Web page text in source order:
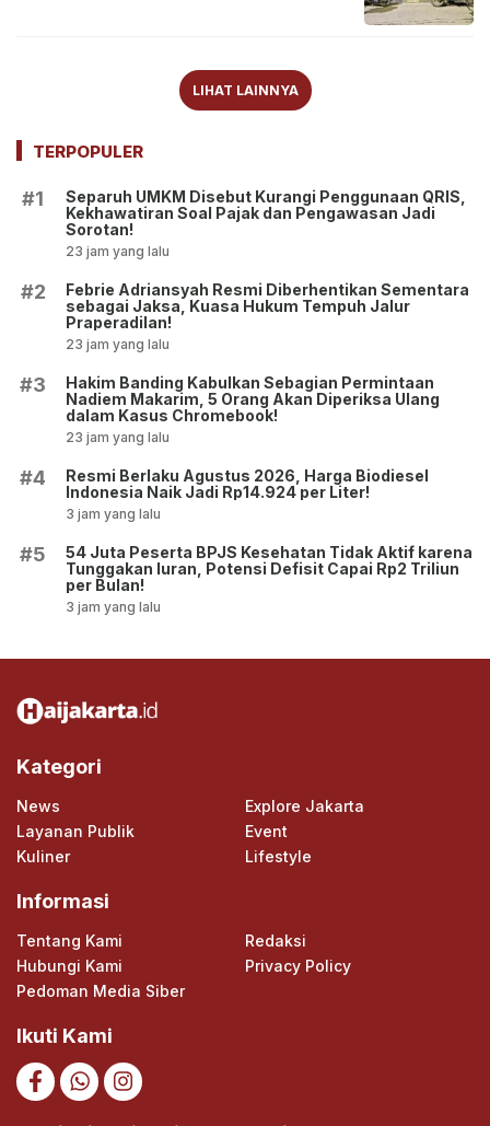
LIHAT LAINNYA
TERPOPULER
#1
Separuh UMKM Disebut Kurangi Penggunaan QRIS,
Kekhawatiran Soal Pajak dan Pengawasan Jadi
Sorotan!
23 jam yang lalu
#2
Febrie Adriansyah Resmi Diberhentikan Sementara
sebagai Jaksa, Kuasa Hukum Tempuh Jalur
Praperadilan!
23 jam yang lalu
#3
Hakim Banding Kabulkan Sebagian Permintaan
Nadiem Makarim, 5 Orang Akan Diperiksa Ulang
dalam Kasus Chromebook!
23 jam yang lalu
#4
Resmi Berlaku Agustus 2026, Harga Biodiesel
Indonesia Naik Jadi Rp14.924 per Liter!
3 jam yang lalu
#5
54 Juta Peserta BPJS Kesehatan Tidak Aktif karena
Tunggakan Iuran, Potensi Defisit Capai Rp2 Triliun
per Bulan!
3 jam yang lalu
Kategori
News
Explore Jakarta
Layanan Publik
Event
Kuliner
Lifestyle
Informasi
Tentang Kami
Redaksi
Hubungi Kami
Privacy Policy
Pedoman Media Siber
Ikuti Kami